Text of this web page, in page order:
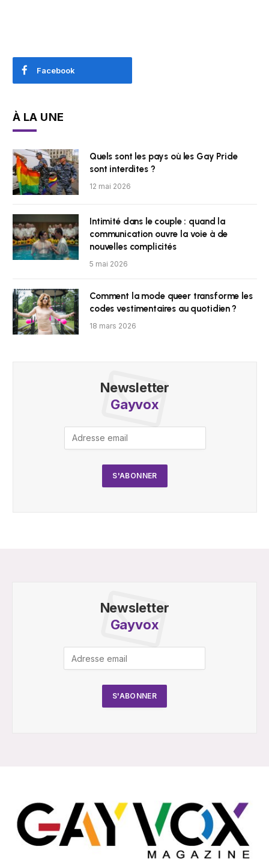
Facebook
À LA UNE
Quels sont les pays où les Gay Pride
sont interdites ?
12 mai 2026
Intimité dans le couple : quand la
communication ouvre la voie à de
nouvelles complicités
5 mai 2026
Comment la mode queer transforme les
codes vestimentaires au quotidien ?
18 mars 2026
Newsletter
Gayvox
Newsletter
Gayvox